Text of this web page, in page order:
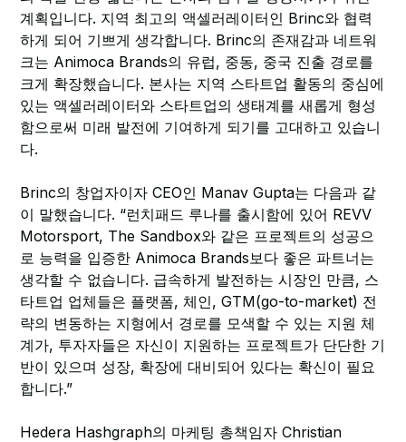
계획입니다. 지역 최고의 액셀러레이터인 Brinc와 협력
하게 되어 기쁘게 생각합니다. Brinc의 존재감과 네트워
크는 Animoca Brands의 유럽, 중동, 중국 진출 경로를
크게 확장했습니다. 본사는 지역 스타트업 활동의 중심에
있는 액셀러레이터와 스타트업의 생태계를 새롭게 형성
함으로써 미래 발전에 기여하게 되기를 고대하고 있습니
다.
Brinc의 창업자이자 CEO인 Manav Gupta는 다음과 같
이 말했습니다. “런치패드 루나를 출시함에 있어 REVV
Motorsport, The Sandbox와 같은 프로젝트의 성공으
로 능력을 입증한 Animoca Brands보다 좋은 파트너는
생각할 수 없습니다. 급속하게 발전하는 시장인 만큼, 스
타트업 업체들은 플랫폼, 체인, GTM(go-to-market) 전
략의 변동하는 지형에서 경로를 모색할 수 있는 지원 체
계가, 투자자들은 자신이 지원하는 프로젝트가 단단한 기
반이 있으며 성장, 확장에 대비되어 있다는 확신이 필요
합니다.”
Hedera Hashgraph의 마케팅 총책임자 Christian